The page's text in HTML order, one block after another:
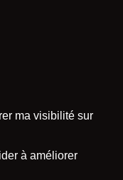
ma visibilité sur
à améliorer